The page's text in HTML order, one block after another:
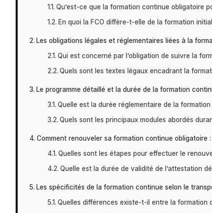
Qu’est-ce que la formation continue obligatoire
En quoi la FCO diffère-t-elle de la formation
Les obligations légales et réglementaires liées à la
Qui est concerné par l’obligation de suivre la
Quels sont les textes légaux encadrant la
Le programme détaillé et la durée de la formation
Quelle est la durée réglementaire de la
Quels sont les principaux modules abordés
Comment renouveler sa formation continue obligatoire
Quelles sont les étapes pour effectuer le
Quelle est la durée de validité de l’attestation
Les spécificités de la formation continue selon le
Quelles différences existe-t-il entre la formation